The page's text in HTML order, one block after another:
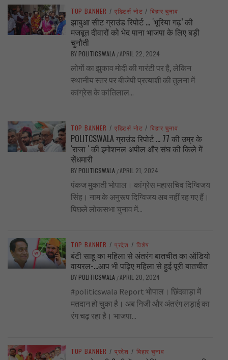
TOP BANNER / एडिटर्स नोट / बिहार चुनाव
झाबुआ सीट ग्राउंड रिपोर्ट … ‘भूरिया गढ़’ की
मजबूत दीवारों को भेद पाना भाजपा के लिए बड़ी
चुनौती
BY POLITICSWALA /APRIL 22, 2024
लोगों का झुकाव मोदी की गारंटी पर है, लेकिन
स्थानीय स्तर पर बीजेपी प्रत्याशी की तुलना में
कांग्रेस के कांतिलाल...
TOP BANNER / एडिटर्स नोट / बिहार चुनाव
POLITCSWALA ग्राउंड रिपोर्ट … 77 की उम्र के
‘राजा ‘ की इमोशनल अपील और संघ की किले में
सेंधमारी
BY POLITICSWALA /APRIL 21, 2024
पंकज मुकाती भोपाल। कांग्रेस महासचिव दिग्विजय
सिंह। नाम के अनुरूप दिग्विजय अब नहीं रह गए हैं।
पिछले लोकसभा चुनाव में...
TOP BANNER / प्रदेश / विशेष
बंटी साहू का महिला से अंतरंग बातचीत का ऑडियो
वायरल-…आप भी पढ़िए महिला से हुई पूरी बातचीत
BY POLITICSWALA /APRIL 20, 2024
#politicswala Report भोपाल। छिंदवाड़ा में
मतदान हो चुका है। अब निजी और अंतरंग लड़ाई का
रंग चढ़ रहा है। भाजपा...
TOP BANNER / प्रदेश / बिहार चुनाव